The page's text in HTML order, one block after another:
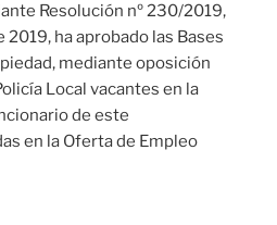
Resolución nº 230/2019,
ha aprobado las Bases
mediante oposición
Local vacantes en la
de este
en la Oferta de Empleo